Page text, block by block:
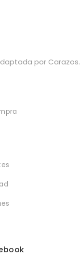
por Carazos.